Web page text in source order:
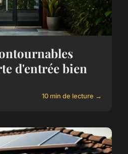
d'entrée bien
10 min de lecture →